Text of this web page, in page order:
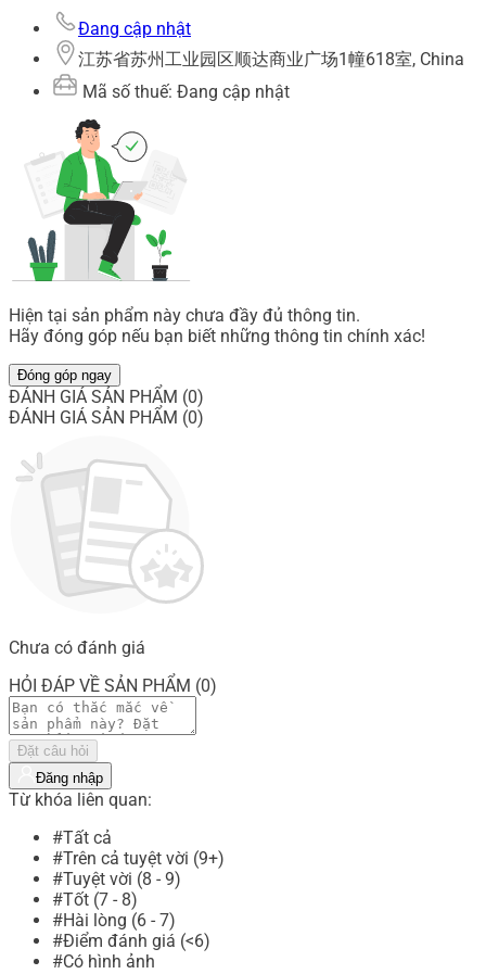
Đang cập nhật
江苏省苏州工业园区顺达商业广场1幢618室, China
Mã số thuế: Đang cập nhật
Hiện tại sản phẩm này chưa đầy đủ thông tin.
Hãy đóng góp nếu bạn biết những thông tin chính xác!
Đóng góp ngay
ĐÁNH GIÁ SẢN PHẨM (0)
ĐÁNH GIÁ SẢN PHẨM (0)
Chưa có đánh giá
HỎI ĐÁP VỀ SẢN PHẨM (0)
Đặt câu hỏi
Đăng nhập
Từ khóa liên quan:
#Tất cả
#Trên cả tuyệt vời (9+)
#Tuyệt vời (8 - 9)
#Tốt (7 - 8)
#Hài lòng (6 - 7)
#Điểm đánh giá (<6)
#Có hình ảnh